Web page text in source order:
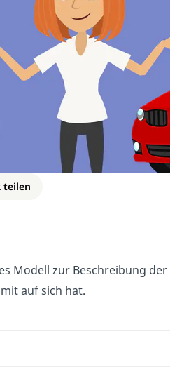
teilen
Modell zur Beschreibung der
auf sich hat.